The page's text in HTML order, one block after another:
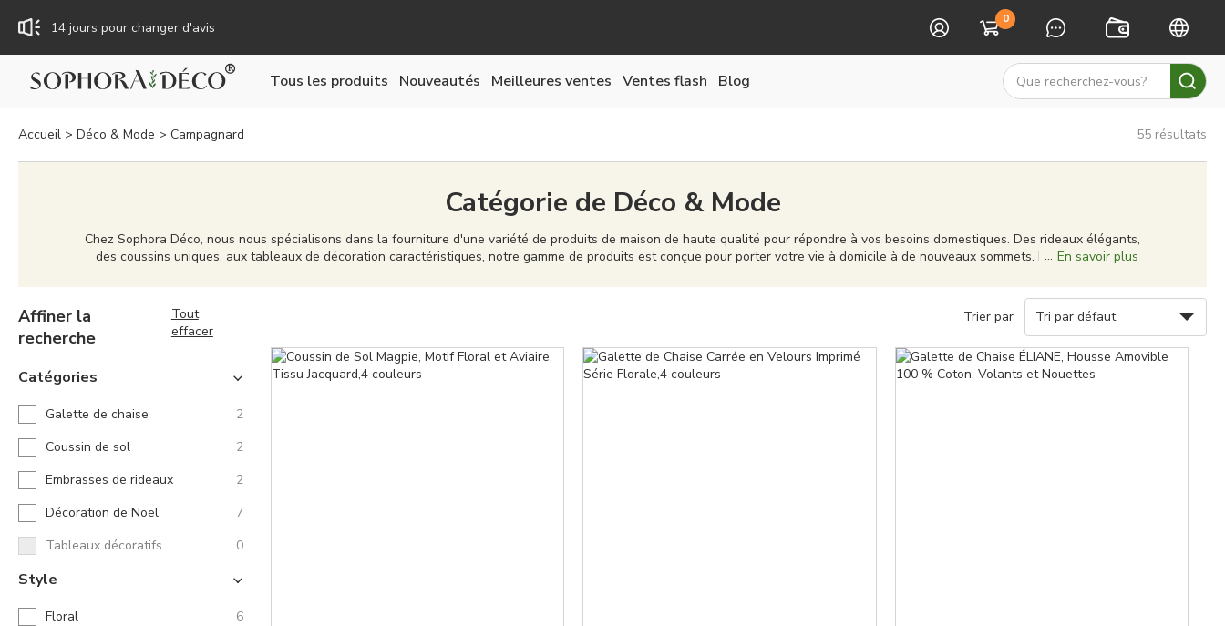
14 jours pour changer d'avis
Livraison gratuite dès 59€
TTC : Prix incluant toutes les taxes, dont la TVA.
0
Tous les produits Nouveautés Meilleures ventes Ventes flash Blog
Accueil > Déco & Mode > Campagnard 55 résultats
Catégorie de Déco & Mode
Chez Sophora Déco, nous nous spécialisons dans la fourniture d'une variété de produits de maison de haute qualité pour répondre à vos besoins domestiques. Des rideaux élégants,
des coussins uniques, aux tableaux de décoration caractéristiques, notre gamme de produits est conçue pour porter votre vie à domicile à de nouveaux sommets. Nos produits ne
En savoir plus
Affiner la
recherche
Tout
effacer
Catégories
Galette de chaise
2
Coussin de sol
2
Embrasses de rideaux
2
Décoration de Noël
7
Tableaux décoratifs
0
Style
Floral
6
Trier par Tri par défaut